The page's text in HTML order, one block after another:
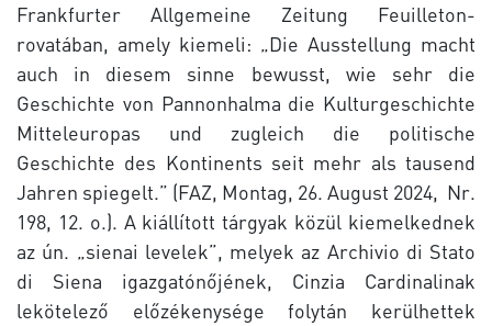
Frankfurter Allgemeine Zeitung Feuilleton-
rovatában, amely kiemeli: „Die Ausstellung macht
auch in diesem sinne bewusst, wie sehr die
Geschichte von Pannonhalma die Kulturgeschichte
Mitteleuropas und zugleich die politische
Geschichte des Kontinents seit mehr als tausend
Jahren spiegelt.” (FAZ, Montag, 26. August 2024, Nr.
198, 12. o.). A kiállított tárgyak közül kiemelkednek
az ún. „sienai levelek”, melyek az Archivio di Stato
di Siena igazgatónőjének, Cinzia Cardinalinak
lekötelező előzékenysége folytán kerülhettek